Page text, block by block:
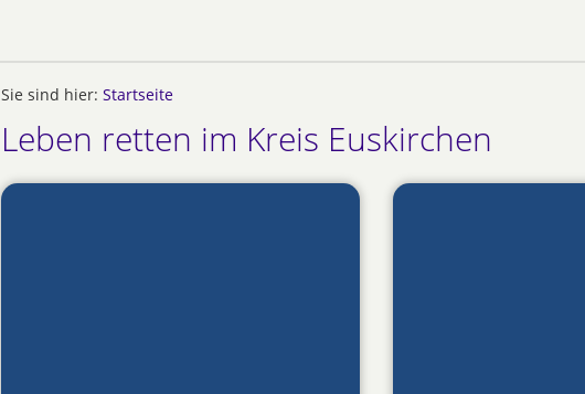
Sie sind hier: Startseite
Leben retten im Kreis Euskirchen